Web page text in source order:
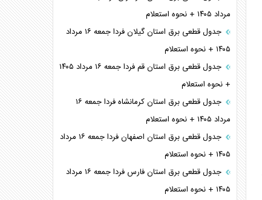
مرداد ۱۴۰۵ + نحوه استعلام
جدول قطعی برق استان گیلان فردا جمعه ۱۶ مرداد
۱۴۰۵ + نحوه استعلام
جدول قطعی برق استان قم فردا جمعه ۱۶ مرداد ۱۴۰۵
+ نحوه استعلام
جدول قطعی برق استان کرمانشاه فردا جمعه ۱۶
مرداد ۱۴۰۵ + نحوه استعلام
جدول قطعی برق استان اصفهان فردا جمعه ۱۶ مرداد
۱۴۰۵ + نحوه استعلام
جدول قطعی برق استان فارس فردا جمعه ۱۶ مرداد
۱۴۰۵ + نحوه استعلام